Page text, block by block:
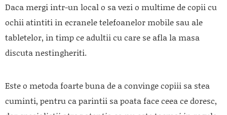
Daca mergi intr-un local o sa vezi o multime de copii cu
ochii atintiti in ecranele telefoanelor mobile sau ale
tabletelor, in timp ce adultii cu care se afla la masa
discuta nestingheriti.
Este o metoda foarte buna de a convinge copiii sa stea
cuminti, pentru ca parintii sa poata face ceea ce doresc,